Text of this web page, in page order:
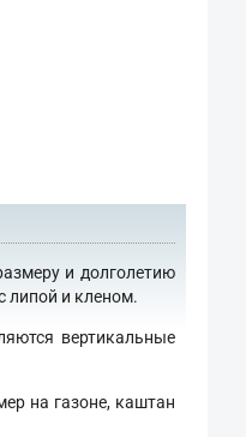
и долголетию
липой и кленом.
вертикальные
на газоне, каштан